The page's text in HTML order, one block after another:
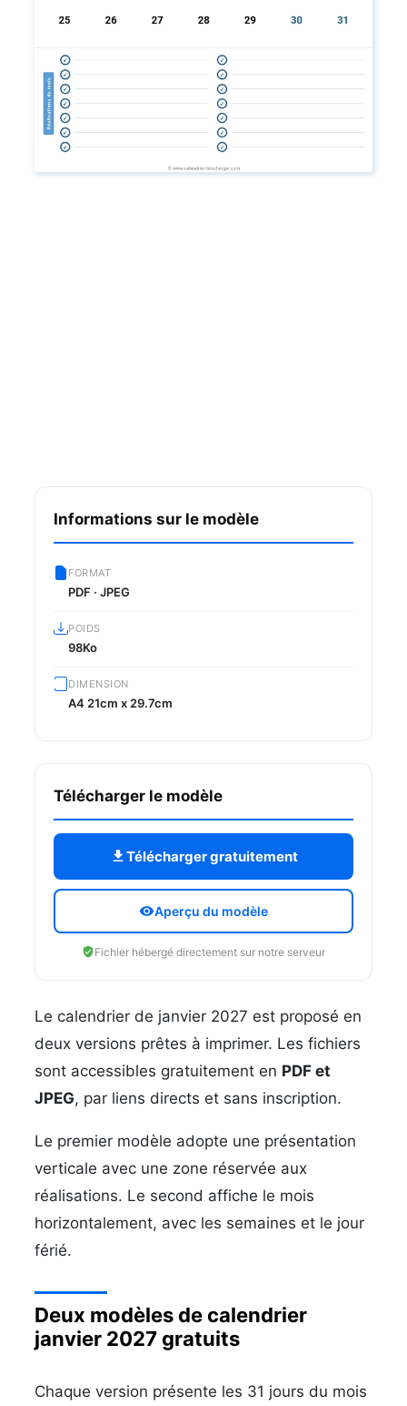
Informations sur le modèle
FORMAT
PDF · JPEG
POIDS
98Ko
DIMENSION
A4 21cm x 29.7cm
Télécharger le modèle
Télécharger gratuitement
Aperçu du modèle
Fichier hébergé directement sur notre serveur
Le calendrier de janvier 2027 est proposé en
deux versions prêtes à imprimer. Les fichiers
sont accessibles gratuitement en PDF et
JPEG, par liens directs et sans inscription.
Le premier modèle adopte une présentation
verticale avec une zone réservée aux
réalisations. Le second affiche le mois
horizontalement, avec les semaines et le jour
férié.
Deux modèles de calendrier
janvier 2027 gratuits
Chaque version présente les 31 jours du mois